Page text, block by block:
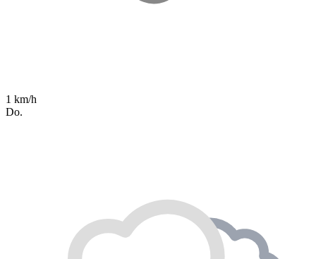
1 km/h
Do.